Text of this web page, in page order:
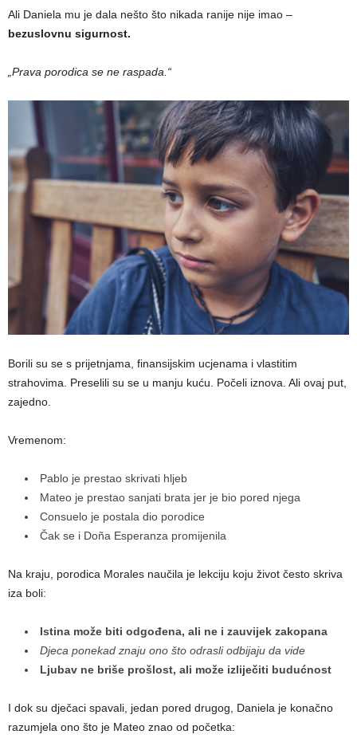
Ali Daniela mu je dala nešto što nikada ranije nije imao –
bezuslovnu sigurnost.
„Prava porodica se ne raspada.“
Borili su se s prijetnjama, finansijskim ucjenama i vlastitim
strahovima. Preselili su se u manju kuću. Počeli iznova. Ali ovaj put,
zajedno.
Vremenom:
Pablo je prestao skrivati hljeb
Mateo je prestao sanjati brata jer je bio pored njega
Consuelo je postala dio porodice
Čak se i Doña Esperanza promijenila
Na kraju, porodica Morales naučila je lekciju koju život često skriva
iza boli:
Istina može biti odgođena, ali ne i zauvijek zakopana
Djeca ponekad znaju ono što odrasli odbijaju da vide
Ljubav ne briše prošlost, ali može izliječiti budućnost
I dok su dječaci spavali, jedan pored drugog, Daniela je konačno
razumjela ono što je Mateo znao od početka: